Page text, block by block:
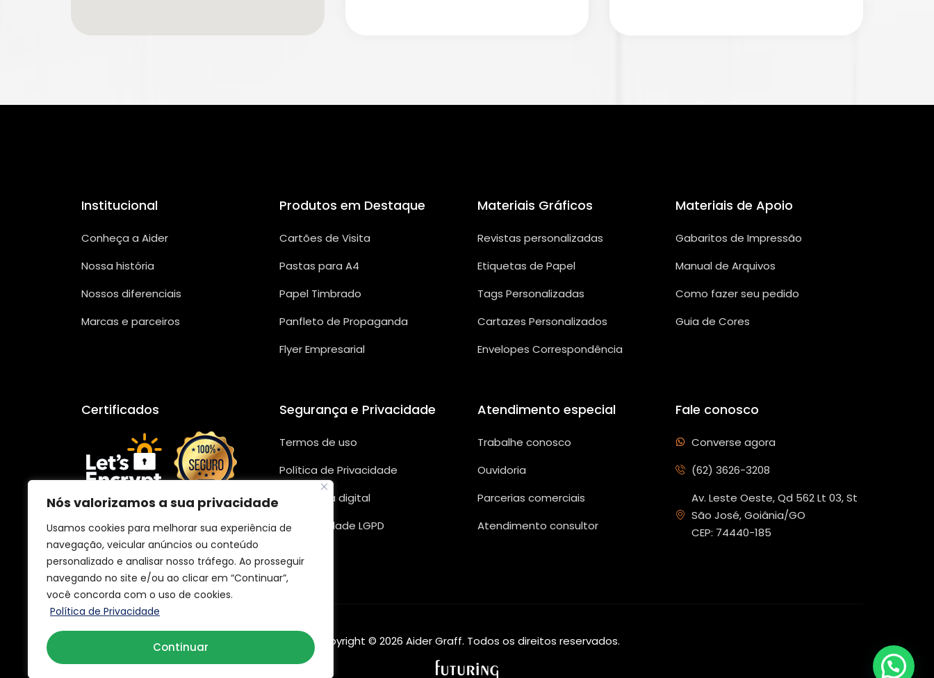
Nós valorizamos a sua privacidade
Usamos cookies para melhorar sua experiência de
navegação, veicular anúncios ou conteúdo
personalizado e analisar nosso tráfego. Ao prosseguir
navegando no site e/ou ao clicar em “Continuar”,
você concorda com o uso de cookies.
Política de Privacidade
Continuar
Institucional
Conheça a Aider
Nossa história
Nossos diferenciais
Marcas e parceiros
Produtos em Destaque
Cartões de Visita
Pastas para A4
Papel Timbrado
Panfleto de Propaganda
Flyer Empresarial
Materiais Gráficos
Revistas personalizadas
Etiquetas de Papel
Tags Personalizadas
Cartazes Personalizados
Envelopes Correspondência
Materiais de Apoio
Gabaritos de Impressão
Manual de Arquivos
Como fazer seu pedido
Guia de Cores
Certificados Segurança e Privacidade
Termos de uso
Política de Privacidade
Segurança digital
Conformidade LGPD
Atendimento especial
Trabalhe conosco
Ouvidoria
Parcerias comerciais
Atendimento consultor
Fale conosco
Converse agora
(62) 3626-3208
Av. Leste Oeste, Qd 562 Lt 03, St
São José, Goiânia/GO
CEP: 74440-185
Copyright © 2026 Aider Graff. Todos os direitos reservados.